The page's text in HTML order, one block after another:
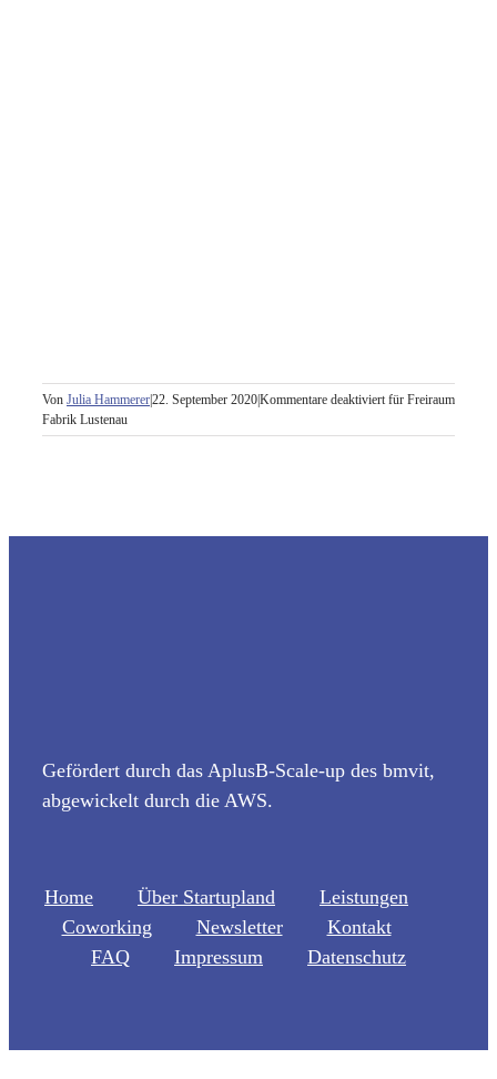
Von Julia Hammerer22. September 2020Kommentare deaktiviertfür Freiraum
Fabrik Lustenau
Gefördert durch das AplusB-Scale-up des bmvit,
abgewickelt durch die AWS.
Home Über Startupland
Leistungen
Coworking
Newsletter
Kontakt
FAQ
Impressum Datenschutz